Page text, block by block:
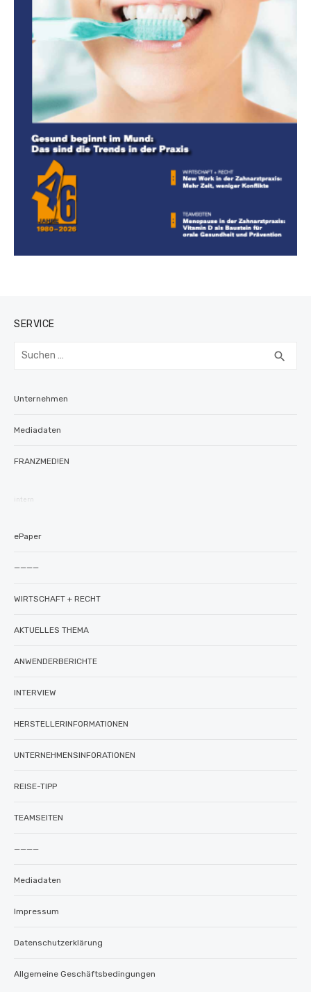
SERVICE
Suchen
search
Unternehmen
Mediadaten
FRANZMED!EN
intern
ePaper
————
WIRTSCHAFT + RECHT
AKTUELLES THEMA
ANWENDERBERICHTE
INTERVIEW
HERSTELLERINFORMATIONEN
UNTERNEHMENSINFORATIONEN
REISE-TIPP
TEAMSEITEN
————
Mediadaten
Impressum
Datenschutzerklärung
Allgemeine Geschäftsbedingungen